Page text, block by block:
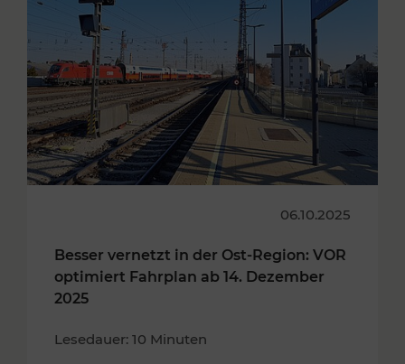
06.10.2025
Besser vernetzt in der Ost-Region: VOR
optimiert Fahrplan ab 14. Dezember
2025
Lesedauer: 10 Minuten